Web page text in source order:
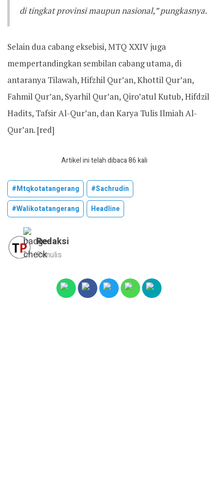
di tingkat provinsi maupun nasional,” pungkasnya.
Selain dua cabang eksebisi, MTQ XXIV juga
mempertandingkan sembilan cabang utama, di
antaranya Tilawah, Hifzhil Qur’an, Khottil Qur’an,
Fahmil Qur’an, Syarhil Qur’an, Qiro’atul Kutub, Hifdzil
Hadits, Tafsir Al-Qur’an, dan Karya Tulis Ilmiah Al-
Qur’an. [red]
Artikel ini telah dibaca 86 kali
#mtqkotatangerang
#sachrudin
#walikotatangerang
Headline
Redaksi
Penulis